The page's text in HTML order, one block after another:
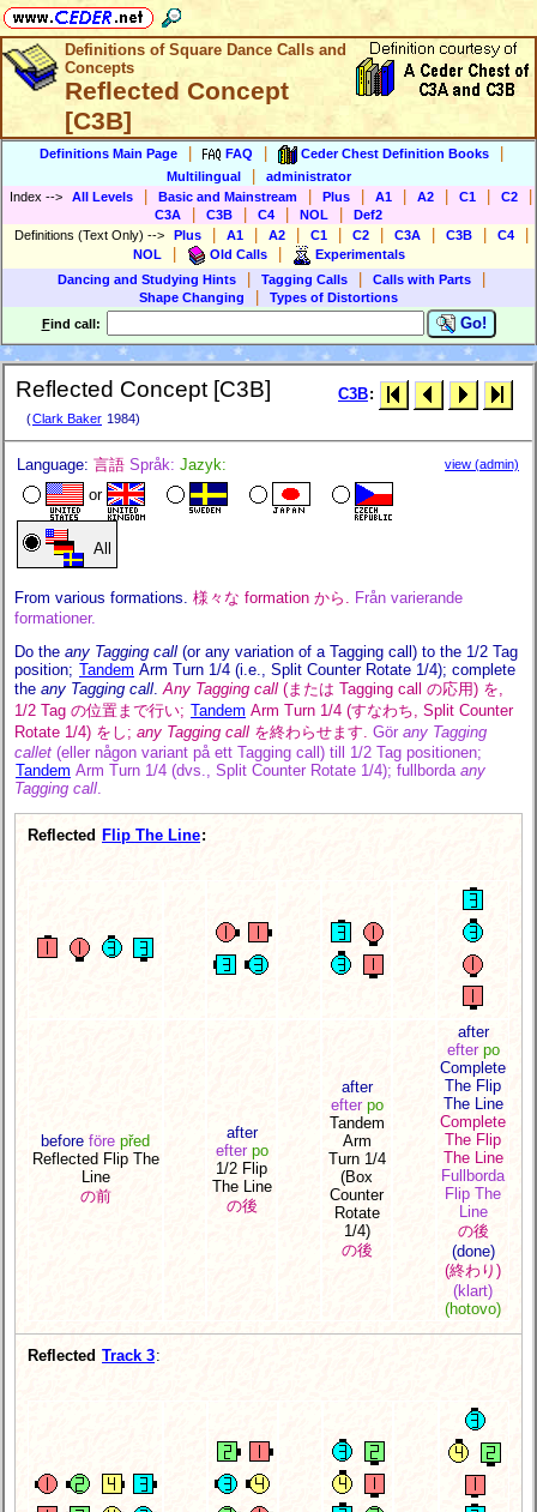
Definitions of Square Dance Calls and
Concepts
Reflected Concept
[C3B]
Definitions Main Page FAQ Ceder Chest Definition Books
Multilingual
administrator
Index --> All Levels Basic and Mainstream Plus A1 A2 C1 C2
C3A C3B C4 NOL
Def2
Definitions (Text Only) --> Plus A1 A2 C1 C2 C3A C3B C4
NOL Old Calls
Experimentals
Dancing and Studying Hints
Tagging Calls Calls with Parts
Shape Changing
Types of Distortions
Find call: Go!
Reflected Concept [C3B]
(Clark Baker 1984)
C3B:
Language: 言語 Språk: Jazyk:
or
All
view (admin)
From various formations. 様々な formation から.
Från varierande
formationer.
Do the any Tagging call (or any variation of a Tagging call) to the 1/2 Tag
position; Tandem Arm Turn 1/4 (i.e., Split Counter Rotate 1/4); complete
the any Tagging call Any Tagging call (または Tagging call の応用) を,
1/2 Tag の位置まで行い; Tandem Arm Turn 1/4 (すなわち, Split Counter
Rotate 1/4) をし; any Tagging call を終わらせます. Gör any Tagging
callet (eller någon variant på ett Tagging call) till 1/2 Tag positionen;
Tandem Arm Turn 1/4 (dvs., Split Counter Rotate 1/4); fullborda any
Tagging call
Reflected Flip The Line:
before före před
Reflected Flip The
Line
の前
after
efter po
1/2 Flip
The Line
の後
after
efter po
Tandem
Arm
Turn 1/4
(Box
Counter
Rotate
1/4)
の後
after
efter po
Complete
The Flip
The Line
Complete
The Flip
The Line
Fullborda
Flip The
Line
の後
(done)
(終わり)
(klart)
(hotovo)
Reflected Track 3: